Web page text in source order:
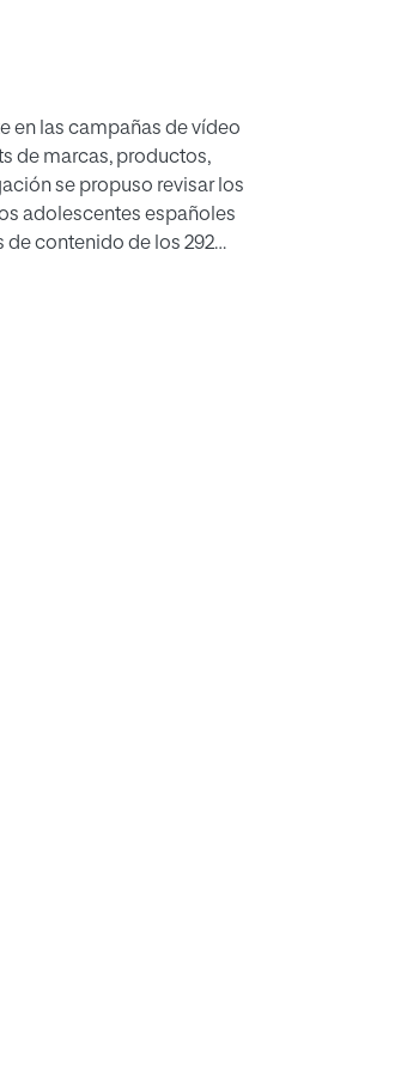
en las campañas de vídeo
de marcas, productos,
se propuso revisar los
adolescentes españoles
de contenido de los 292
el producto o marca
trata de formatos que no
parece casual la aparición
El estudio reflexiona
en las estrategias